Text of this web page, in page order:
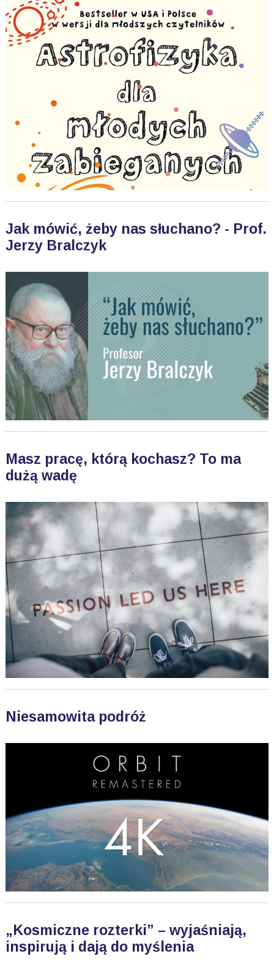
Jak mówić, żeby nas słuchano? - Prof.
Jerzy Bralczyk
Masz pracę, którą kochasz? To ma
dużą wadę
Niesamowita podróż
„Kosmiczne rozterki” – wyjaśniają,
inspirują i dają do myślenia